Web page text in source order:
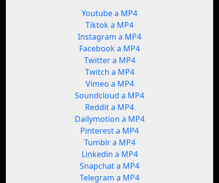
Youtube a MP4
Tiktok a MP4
Instagram a MP4
Facebook a MP4
Twitter a MP4
Twitch a MP4
Vimeo a MP4
Soundcloud a MP4
Reddit a MP4
Dailymotion a MP4
Pinterest a MP4
Tumblr a MP4
Linkedin a MP4
Snapchat a MP4
Telegram a MP4